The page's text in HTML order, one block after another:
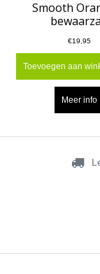
Smooth
€19,95
Toevoegen aan
Meer info